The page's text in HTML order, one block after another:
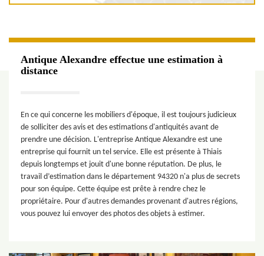
Antique Alexandre effectue une estimation à
distance
En ce qui concerne les mobiliers d'époque, il est toujours judicieux
de solliciter des avis et des estimations d'antiquités avant de
prendre une décision. L'entreprise Antique Alexandre est une
entreprise qui fournit un tel service. Elle est présente à Thiais
depuis longtemps et jouit d'une bonne réputation. De plus, le
travail d’estimation dans le département 94320 n'a plus de secrets
pour son équipe. Cette équipe est prête à rendre chez le
propriétaire. Pour d'autres demandes provenant d'autres régions,
vous pouvez lui envoyer des photos des objets à estimer.